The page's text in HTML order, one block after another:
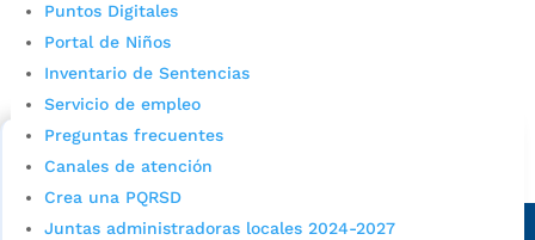
Puntos Digitales
Portal de Niños
Inventario de Sentencias
Servicio de empleo
Preguntas frecuentes
Canales de atención
Crea una PQRSD
Juntas administradoras locales 2024-2027
Cupos Escolares Bucaramanga 2022
Consulta aqui los pasos para inscribirse y solicitar un
Alcaldía de Bucaramanga